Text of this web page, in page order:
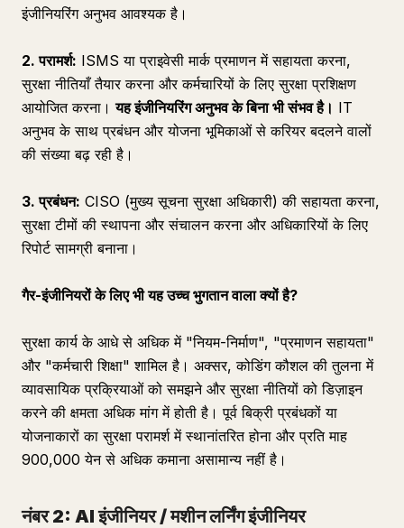
इंजीनियरिंग अनुभव आवश्यक है।
2. परामर्श: ISMS या प्राइवेसी मार्क प्रमाणन में सहायता करना,
सुरक्षा नीतियाँ तैयार करना और कर्मचारियों के लिए सुरक्षा प्रशिक्षण
आयोजित करना।यह इंजीनियरिंग अनुभव के बिना भी संभव है। IT
अनुभव के साथ प्रबंधन और योजना भूमिकाओं से करियर बदलने वालों
की संख्या बढ़ रही है।
3. प्रबंधन: CISO (मुख्य सूचना सुरक्षा अधिकारी) की सहायता करना,
सुरक्षा टीमों की स्थापना और संचालन करना और अधिकारियों के लिए
रिपोर्ट सामग्री बनाना।
गैर-इंजीनियरों के लिए भी यह उच्च भुगतान वाला क्यों है?
सुरक्षा कार्य के आधे से अधिक में "नियम-निर्माण", "प्रमाणन सहायता"
और "कर्मचारी शिक्षा" शामिल है। अक्सर, कोडिंग कौशल की तुलना में
व्यावसायिक प्रक्रियाओं को समझने और सुरक्षा नीतियों को डिज़ाइन
करने की क्षमता अधिक मांग में होती है। पूर्व बिक्री प्रबंधकों या
योजनाकारों का सुरक्षा परामर्श में स्थानांतरित होना और प्रति माह
900,000 येन से अधिक कमाना असामान्य नहीं है।
नंबर 2: AI इंजीनियर / मशीन लर्निंग इंजीनियर